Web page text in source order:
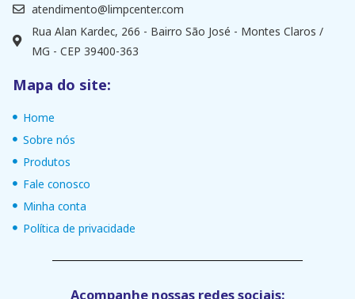
atendimento@limpcenter.com
Rua Alan Kardec, 266 - Bairro São José - Montes Claros /
MG - CEP 39400-363
Mapa do site:
Home
Sobre nós
Produtos
Fale conosco
Minha conta
Política de privacidade
Acompanhe nossas redes sociais: